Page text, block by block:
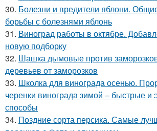
30. Болезни и вредители яблони.
борьбы с болезнями яблонь
31. Виноград работы в октябре.
новую подборку
32. Шашка дымовые против
деревьев от заморозков
33. Школка для винограда осенью.
черенки винограда зимой – быстрые
способы
34. Поздние сорта персика. Самые